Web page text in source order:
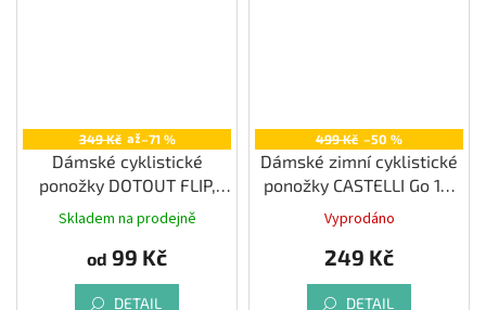
349 Kč až–71 %
Dámské cyklistické
ponožky DOTOUT FLIP,
Skladem na prodejně
od 99 Kč
DETAIL
499 Kč –50 %
Dámské zimní cyklistické
ponožky CASTELLI Go 15,
bordeaux/ brilliant pink
Vyprodáno
249 Kč
DETAIL